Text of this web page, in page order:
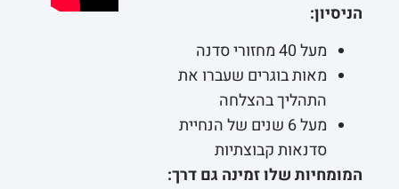
הניסיון:
מעל 40 מחזורי סדנה
מאות בוגרים שעברו את
התהליך בהצלחה
מעל 6 שנים של הנחיית
סדנאות קבוצתיות
המומחיות שלו זמינה גם דרך: